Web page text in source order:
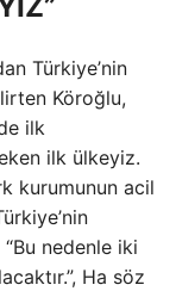
Türkiye’nin
Köroğlu,
ilk
ilk ülkeyiz.
kurumunun acil
“Bu nedenle iki
Ha söz